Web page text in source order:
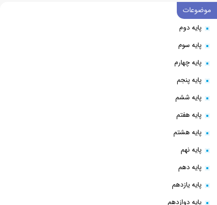
موضوعات
پایه دوم
پایه سوم
پایه چهارم
پایه پنجم
پایه ششم
پایه هفتم
پایه هشتم
پایه نهم
پایه دهم
پایه یازدهم
پایه دوازدهم